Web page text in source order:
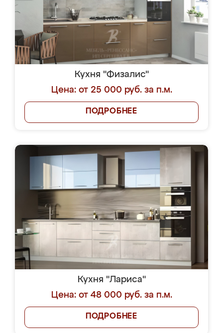
Кухня "Физалис"
Цена: от 25 000 руб. за п.м.
ПОДРОБНЕЕ
Кухня "Лариса"
Цена: от 48 000 руб. за п.м.
ПОДРОБНЕЕ